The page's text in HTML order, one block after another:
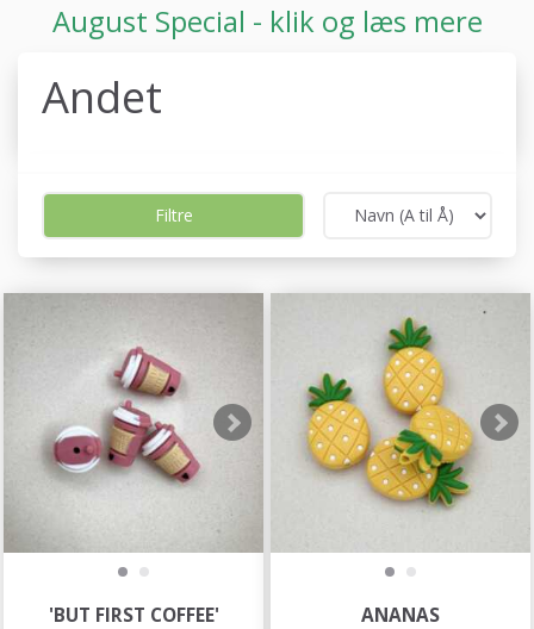
August Special - klik og læs mere
Andet
Filtre
'BUT FIRST COFFEE' ANANAS